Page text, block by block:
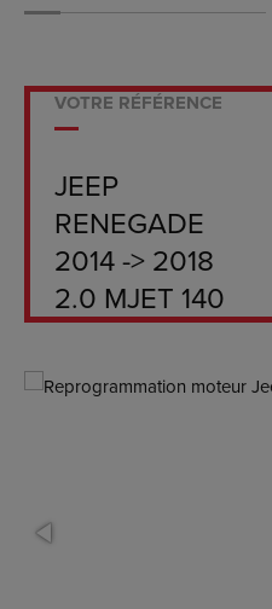
VOTRE RÉFÉRENCE
JEEP
RENEGADE
2014 -> 2018
2.0 MJET 140